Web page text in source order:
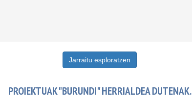
Jarraitu esploratzen
PROIEKTUAK "BURUNDI" HERRIALDEA DUTENAK.